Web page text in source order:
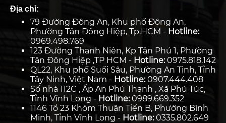
Địa chỉ:
79 Đường Đông An, Khu phố Đông An,
Phường Tân Đông Hiệp, Tp.HCM - Hotline:
0969.498.769
123 Đường Thanh Niên, Kp Tân Phú 1, Phường
Tân Đông Hiệp ,TP HCM - Hotline:0975.818.142
QL22, Khu phố Suối Sâu, Phường An Tịnh, Tỉnh
Tây Ninh, Việt Nam - Hotline:0907.444.408
Số nhà 112C , Ấp An Phú Thạnh , Xã Phú Túc,
Tỉnh Vĩnh Long - Hotline:0989.669.352
1146 Tổ 23 Khóm Thuận Tiến B, Phường Bình
Minh, Tỉnh Vĩnh Long - Hotline:0335.802.649